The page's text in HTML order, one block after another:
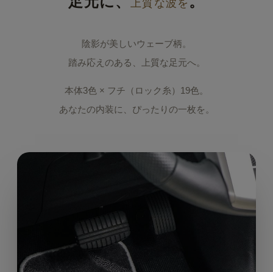
上質な波を
陰影が美しいウェーブ柄。
踏み応えのある、上質な足元へ。
本体3色 × フチ（ロック糸）19色。
あなたの内装に、ぴったりの一枚を。